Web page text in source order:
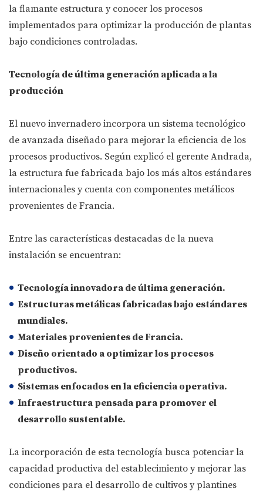
la flamante estructura y conocer los procesos
implementados para optimizar la producción de plantas
bajo condiciones controladas.
Tecnología de última generación aplicada a la
producción
El nuevo invernadero incorpora un sistema tecnológico
de avanzada diseñado para mejorar la eficiencia de los
procesos productivos. Según explicó el gerente Andrada,
la estructura fue fabricada bajo los más altos estándares
internacionales y cuenta con componentes metálicos
provenientes de Francia.
Entre las características destacadas de la nueva
instalación se encuentran:
Tecnología innovadora de última generación.
Estructuras metálicas fabricadas bajo estándares
mundiales.
Materiales provenientes de Francia.
Diseño orientado a optimizar los procesos
productivos.
Sistemas enfocados en la eficiencia operativa.
Infraestructura pensada para promover el
desarrollo sustentable.
La incorporación de esta tecnología busca potenciar la
capacidad productiva del establecimiento y mejorar las
condiciones para el desarrollo de cultivos y plantines